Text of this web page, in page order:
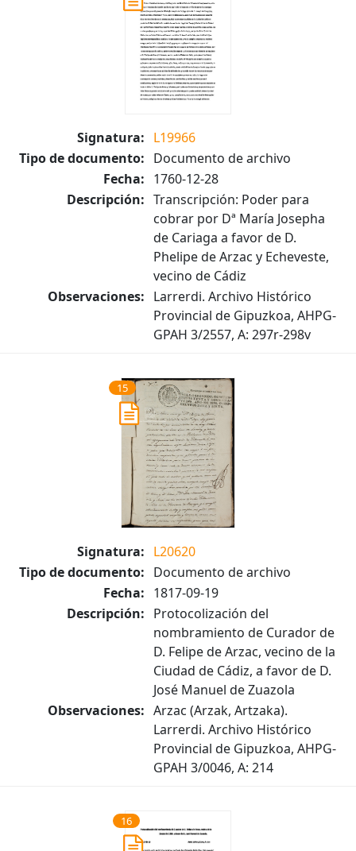
Signatura: L19966
Tipo de documento: Documento de archivo
Fecha: 1760-12-28
Descripción: Transcripción: Poder para
cobrar por Dª María Josepha
de Cariaga a favor de D.
Phelipe de Arzac y Echeveste,
vecino de Cádiz
Observaciones: Larrerdi. Archivo Histórico
Provincial de Gipuzkoa, AHPG-
GPAH 3/2557, A: 297r-298v
15
Signatura: L20620
Tipo de documento: Documento de archivo
Fecha: 1817-09-19
Descripción: Protocolización del
nombramiento de Curador de
D. Felipe de Arzac, vecino de la
Ciudad de Cádiz, a favor de D.
José Manuel de Zuazola
Observaciones: Arzac (Arzak, Artzaka).
Larrerdi. Archivo Histórico
Provincial de Gipuzkoa, AHPG-
GPAH 3/0046, A: 214
16